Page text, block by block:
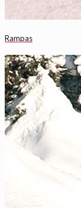
Rampas